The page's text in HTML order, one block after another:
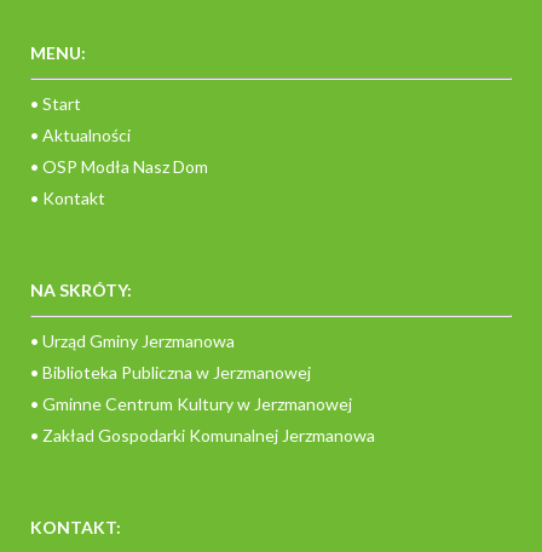
MENU:
• Start
• Aktualności
• OSP Modła Nasz Dom
• Kontakt
NA SKRÓTY:
• Urząd Gminy Jerzmanowa
• Biblioteka Publiczna w Jerzmanowej
• Gminne Centrum Kultury w Jerzmanowej
• Zakład Gospodarki Komunalnej Jerzmanowa
KONTAKT: